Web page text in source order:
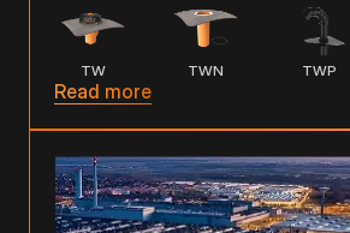
TW TWN TWP
Read more